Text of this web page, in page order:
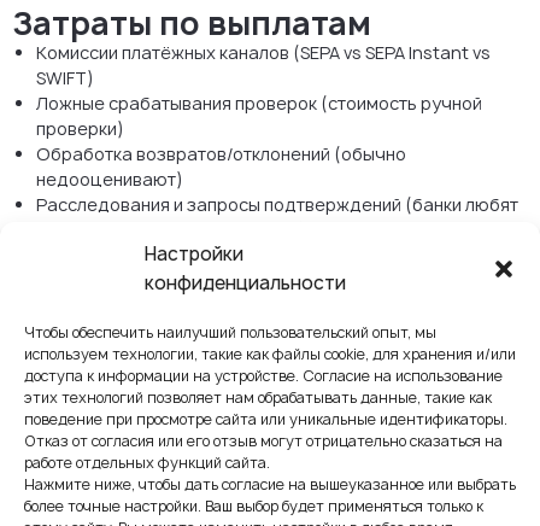
Настройки
конфиденциальности
Чтобы обеспечить наилучший пользовательский опыт, мы
используем технологии, такие как файлы cookie, для хранения и/или
доступа к информации на устройстве. Согласие на использование
этих технологий позволяет нам обрабатывать данные, такие как
поведение при просмотре сайта или уникальные идентификаторы.
Отказ от согласия или его отзыв могут отрицательно сказаться на
работе отдельных функций сайта.
Нажмите ниже, чтобы дать согласие на вышеуказанное или выбрать
более точные настройки. Ваш выбор будет применяться только к
Затраты по выплатам
Комиссии платёжных каналов (SEPA vs SEPA Instant vs
SWIFT)
Ложные срабатывания проверок (стоимость ручной
проверки)
Обработка возвратов/отклонений (обычно
недооценивают)
Расследования и запросы подтверждений (банки любят
Драйверы маржи, которые
реально важны
Доля автоматической обработки (сколько проходит без
ручного вмешательства)
Доля возвратов/отклонений (ошибочные IBAN,
блокировки из-за проверок)
Средний размер выплаты (фиксированная/процентная/
смешанная модель цены)